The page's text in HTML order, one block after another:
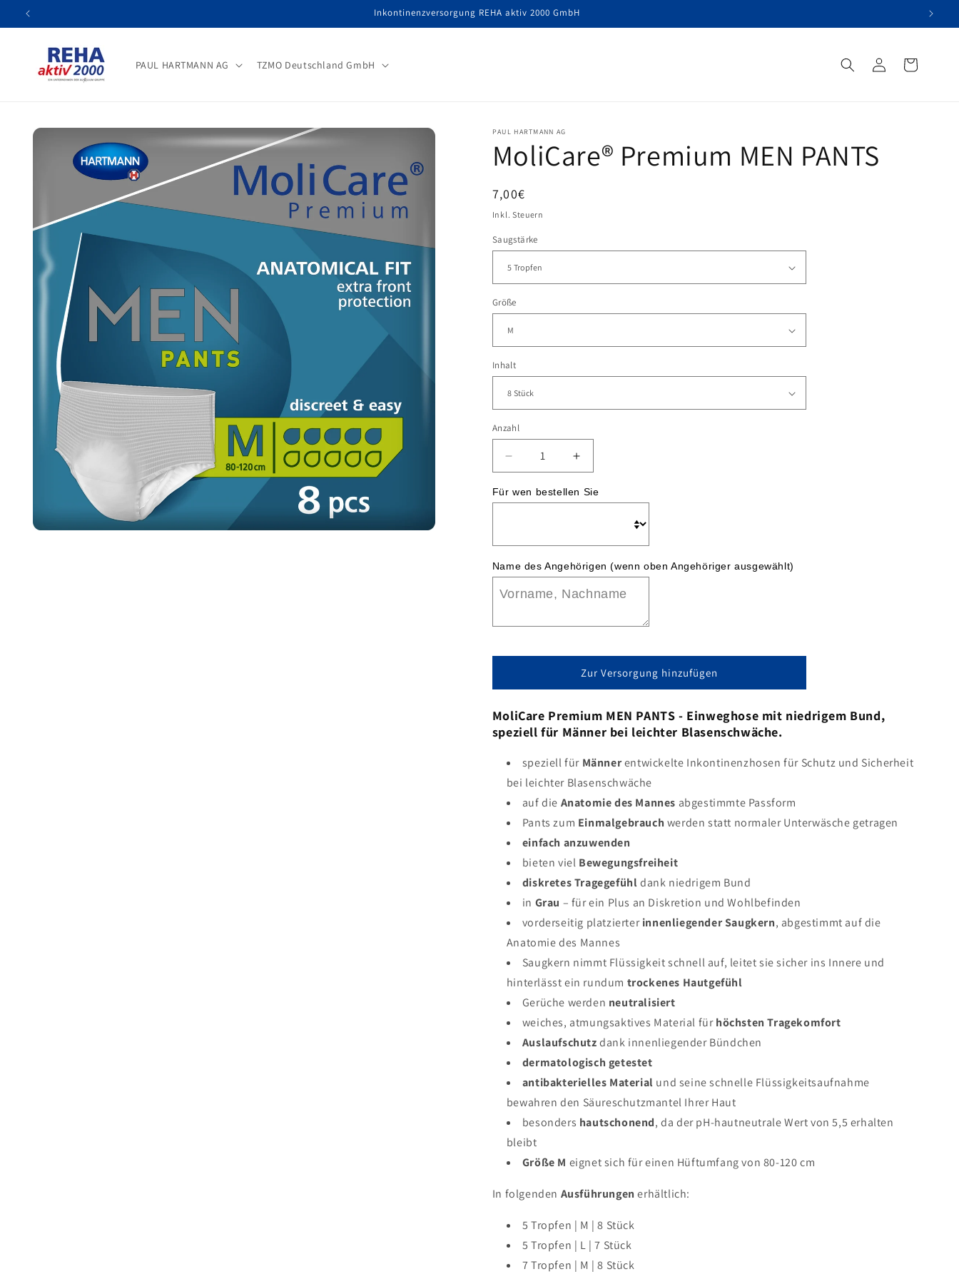
zum
Inhalt
Inkontinenzversorgung REHA aktiv 2000 GmbH
PAUL HARTMANN AG TZMO Deutschland GmbH Einloggen
Zu
Produktinformationen
PAUL HARTMANN AG
MoliCare® Premium MEN PANTS
Normaler
Preis
7,00€
Inkl. Steuern
Saugstärke
Größe
Inhalt
Anzahl
Verringere
die
Menge
für
PANTS
Erhöhe
die
Menge
für
MoliCare®
PANTS
Für wen bestellen Sie
Name des Angehörigen (wenn oben Angehöriger ausgewählt)
Zur Versorgung hinzufügen
MoliCare Premium MEN PANTS - Einweghose mit niedrigem Bund,
speziell für Männer bei leichter Blasenschwäche.
speziell für Männerentwickelte Inkontinenzhosen für Schutz und Sicherheit
bei leichter Blasenschwäche
auf die Anatomie des Mannes abgestimmte Passform
Pants zum Einmalgebrauch werden statt normaler Unterwäsche getragen
einfach anzuwenden
bieten viel Bewegungsfreiheit
diskretes Tragegefühldank niedrigem Bund
in Grau – für ein Plus an Diskretion und Wohlbefinden
vorderseitig platzierterinnenliegender Saugkern, abgestimmt auf die
Anatomie des Mannes
Saugkern nimmt Flüssigkeit schnell auf, leitet sie sicher ins Innere und
hinterlässt ein rundum trockenes Hautgefühl
Gerüche werden neutralisiert
weiches, atmungsaktives Material fürhöchsten Tragekomfort
Auslaufschutzdank innenliegender Bündchen
dermatologisch getestet
antibakterielles Material und seine schnelle Flüssigkeitsaufnahme
bewahren den Säureschutzmantel Ihrer Haut
besonders hautschonend, da der pH-hautneutrale Wert von 5,5 erhalten
bleibt
Größe M eignet sich für einen Hüftumfang von 80-120 cm
In folgenden Ausführungen erhältlich:
5 Tropfen | M | 8 Stück
5 Tropfen | L | 7 Stück
7 Tropfen | M | 8 Stück